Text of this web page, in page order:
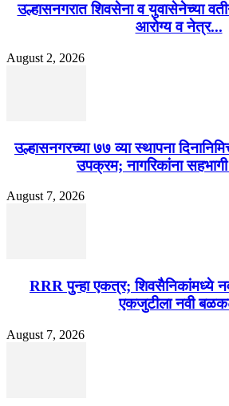
उल्हासनगरात शिवसेना व युवासेनेच्या
आरोग्य व नेत्र...
August 2, 2026
उल्हासनगरच्या ७७ व्या स्थापना
उपक्रम; नागरिकांना सहभागी
August 7, 2026
RRR पुन्हा एकत्र; शिवसैनिकांमध्ये
एकजुटीला नवी
August 7, 2026